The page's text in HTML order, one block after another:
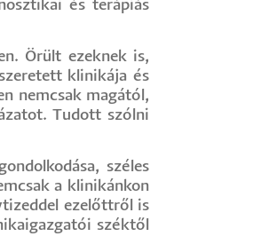
és terápiás
Örült ezeknek is,
klinikája és
nemcsak magától,
Tudott szólni
széles
a klinikánkon
ezelőttről is
széktől